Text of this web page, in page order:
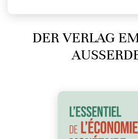
DER VERLAG